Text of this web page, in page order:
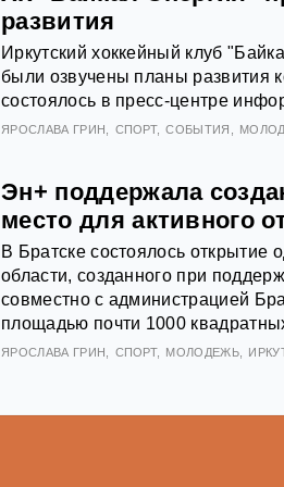
развития
Иркутский хоккейный клуб
были озвучены планы развития
состоялось в пресс-центре
ЯРОСЛАВА ГРИН СПОРТ СОБЫТИЯ
Эн+ поддержала
место для активного
В Братске состоялось открытие
области, созданного при
совместно с администрацией
площадью почти 1000
ЯРОСЛАВА ГРИН СПОРТ МОЛОДЕЖЬ